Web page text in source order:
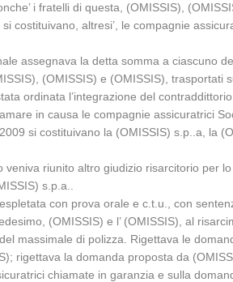
i fratelli di questa, (OMISSIS),
costituivano, altresi’, le compagnie
assegnava la detta somma a ciascuno
(OMISSIS) e (OMISSIS), trasportati
ordinata l’integrazione del
in causa le compagnie assicuratrici
si costituivano la (OMISSIS) s.p..a, la
veniva riunito altro giudizio risarcitorio per
s.p.a..
espletata con prova orale e c.t.u., con
(OMISSIS) e l’ (OMISSIS), al
massimale di polizza. Rigettava le
rigettava la domanda proposta da
chiamate in garanzia e sulla